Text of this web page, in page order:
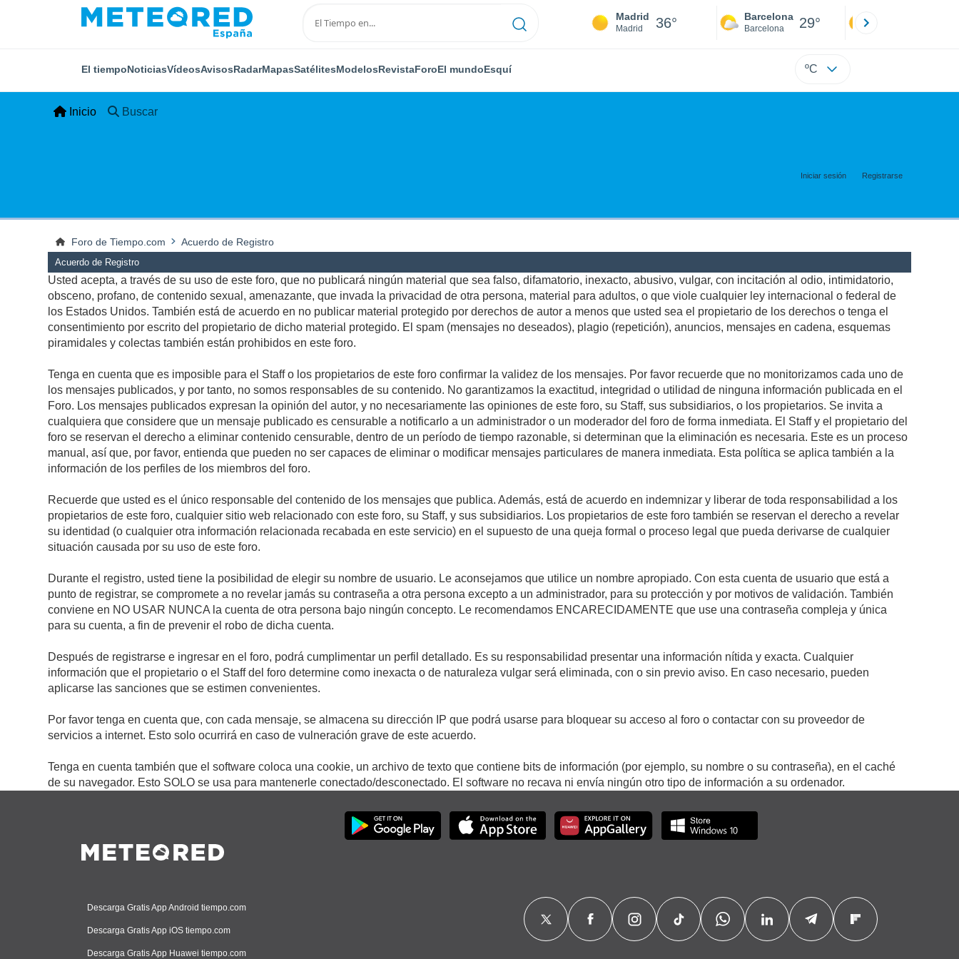
Madrid
Madrid 36° Barcelona
Barcelona 29°
El tiempoNoticiasVídeosAvisosRadarMapasSatélitesModelosRevistaForoEl mundoEsquí ºC
Inicio Buscar
Iniciar sesión Registrarse
Foro de Tiempo.com Acuerdo de Registro
Acuerdo de Registro
Usted acepta, a través de su uso de este foro, que no publicará ningún material que sea falso, difamatorio, inexacto, abusivo, vulgar, con incitación al odio, intimidatorio,
obsceno, profano, de contenido sexual, amenazante, que invada la privacidad de otra persona, material para adultos, o que viole cualquier ley internacional o federal de
los Estados Unidos. También está de acuerdo en no publicar material protegido por derechos de autor a menos que usted sea el propietario de los derechos o tenga el
consentimiento por escrito del propietario de dicho material protegido. El spam (mensajes no deseados), plagio (repetición), anuncios, mensajes en cadena, esquemas
piramidales y colectas también están prohibidos en este foro.
Tenga en cuenta que es imposible para el Staff o los propietarios de este foro confirmar la validez de los mensajes. Por favor recuerde que no monitorizamos cada uno de
los mensajes publicados, y por tanto, no somos responsables de su contenido. No garantizamos la exactitud, integridad o utilidad de ninguna información publicada en el
Foro. Los mensajes publicados expresan la opinión del autor, y no necesariamente las opiniones de este foro, su Staff, sus subsidiarios, o los propietarios. Se invita a
cualquiera que considere que un mensaje publicado es censurable a notificarlo a un administrador o un moderador del foro de forma inmediata. El Staff y el propietario del
foro se reservan el derecho a eliminar contenido censurable, dentro de un período de tiempo razonable, si determinan que la eliminación es necesaria. Este es un proceso
manual, así que, por favor, entienda que pueden no ser capaces de eliminar o modificar mensajes particulares de manera inmediata. Esta política se aplica también a la
información de los perfiles de los miembros del foro.
Recuerde que usted es el único responsable del contenido de los mensajes que publica. Además, está de acuerdo en indemnizar y liberar de toda responsabilidad a los
propietarios de este foro, cualquier sitio web relacionado con este foro, su Staff, y sus subsidiarios. Los propietarios de este foro también se reservan el derecho a revelar
su identidad (o cualquier otra información relacionada recabada en este servicio) en el supuesto de una queja formal o proceso legal que pueda derivarse de cualquier
situación causada por su uso de este foro.
Durante el registro, usted tiene la posibilidad de elegir su nombre de usuario. Le aconsejamos que utilice un nombre apropiado. Con esta cuenta de usuario que está a
punto de registrar, se compromete a no revelar jamás su contraseña a otra persona excepto a un administrador, para su protección y por motivos de validación. También
conviene en NO USAR NUNCA la cuenta de otra persona bajo ningún concepto. Le recomendamos ENCARECIDAMENTE que use una contraseña compleja y única
para su cuenta, a fin de prevenir el robo de dicha cuenta.
Después de registrarse e ingresar en el foro, podrá cumplimentar un perfil detallado. Es su responsabilidad presentar una información nítida y exacta. Cualquier
información que el propietario o el Staff del foro determine como inexacta o de naturaleza vulgar será eliminada, con o sin previo aviso. En caso necesario, pueden
aplicarse las sanciones que se estimen convenientes.
Por favor tenga en cuenta que, con cada mensaje, se almacena su dirección IP que podrá usarse para bloquear su acceso al foro o contactar con su proveedor de
servicios a internet. Esto solo ocurrirá en caso de vulneración grave de este acuerdo.
Tenga en cuenta también que el software coloca una cookie, un archivo de texto que contiene bits de información (por ejemplo, su nombre o su contraseña), en el caché
de su navegador. Esto SOLO se usa para mantenerle conectado/desconectado. El software no recava ni envía ningún otro tipo de información a su ordenador.
Descarga Gratis App Android tiempo.com
Descarga Gratis App iOS tiempo.com
Descarga Gratis App Huawei tiempo.com